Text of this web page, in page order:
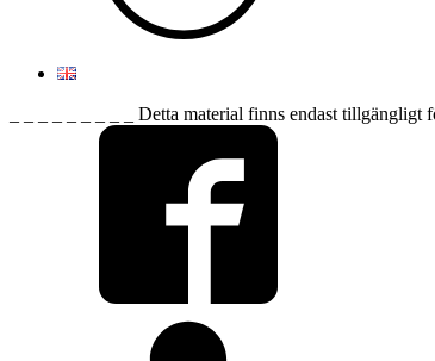
_ _ _ _ _ _ _ _ _ Detta material finns endast